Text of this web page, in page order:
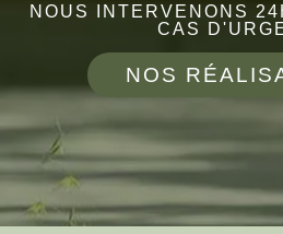
NOUS INTERVENONS
CAS
NOS